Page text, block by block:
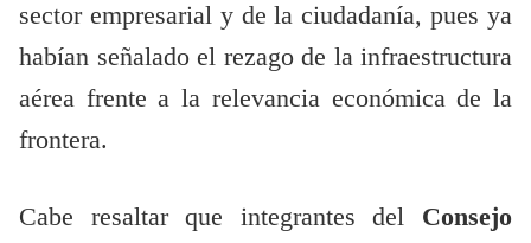
sector empresarial y de la ciudadanía, pues ya
habían señalado el rezago de la infraestructura
aérea frente a la relevancia económica de la
frontera.
Cabe resaltar que integrantes del Consejo